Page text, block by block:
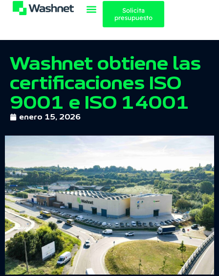
Solicita
presupuesto
Washnet obtiene las
certificaciones ISO
9001 e ISO 14001
enero 15, 2026